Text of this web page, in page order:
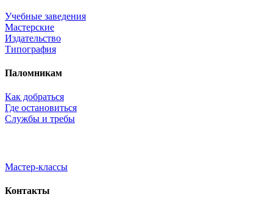
Учебные заведения
Мастерские
Издательство
Типография
Паломникам
Как добраться
Где остановиться
Службы и требы
Мастер-классы
Контакты